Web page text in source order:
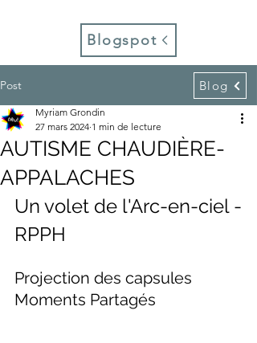
Blogspot
Post
AUTISME CHAUDIÈRE-
APPALACHES
Myriam Grondin
27 mars 2024 1 min de lecture
Un volet de l'Arc-en-ciel -
RPPH
Projection des capsules
Moments Partagés
Blog